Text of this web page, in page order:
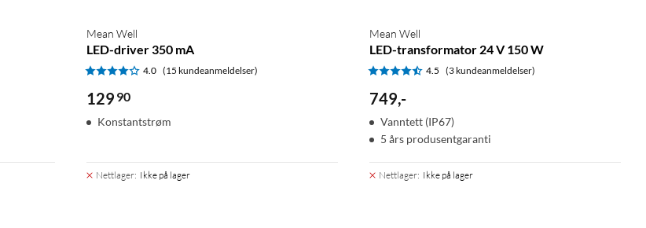
Mean Well
LED-driver 350 mA
4.0 (15 kundeanmeldelser)
129 90
Konstantstrøm
Nettlager: Ikke på lager
Mean Well
LED-transformator 24 V 150 W
4.5 (3 kundeanmeldelser)
749,-
Vanntett (IP67)
5 års produsentgaranti
Nettlager: Ikke på lager